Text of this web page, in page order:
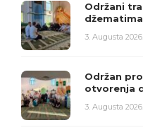
Održani
3. Augusta 2026.
Održan
otvorenja
3. Augusta 2026.